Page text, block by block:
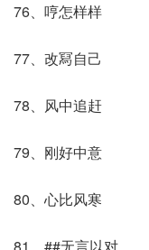
76、哼怎样样
77、改冩自己
78、风中追赶
79、刚好中意
80、心比风寒